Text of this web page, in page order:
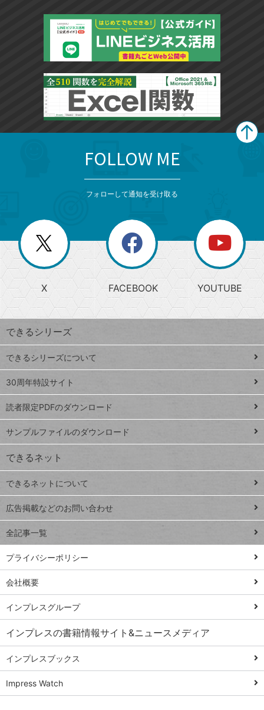
じ
る
search
検
索
上
昇
ワ
ー
ド
Google
スプレ
ッドシ
ート
iPhone
VLOOKUP
close
閉じ
る
閉
じ
る
ー
か
ら
探
す
ト
ッ
プ
ペ
ジ
連載
Excel Q&A
トイアンナ流仕
事術
PowerAutomate
ではじめる業務
の完全自動化
AI議事録作成術
Windows 11
Q&A
Teams踏み込み
活用術
Excel講師の仕事
術
FOLLOW ME
フォローして通知を受け取る
X FACEBOOK YOUTUBE
できるシリーズ
できるシリーズについて
30周年特設サイト
読者限定PDFのダウンロード
サンプルファイルのダウンロード
できるネット
できるネットについて
広告掲載などのお問い合わせ
全記事一覧
プライバシーポリシー
会社概要
インプレスグループ
インプレスの書籍情報サイト&ニュースメディア
インプレスブックス
Impress Watch